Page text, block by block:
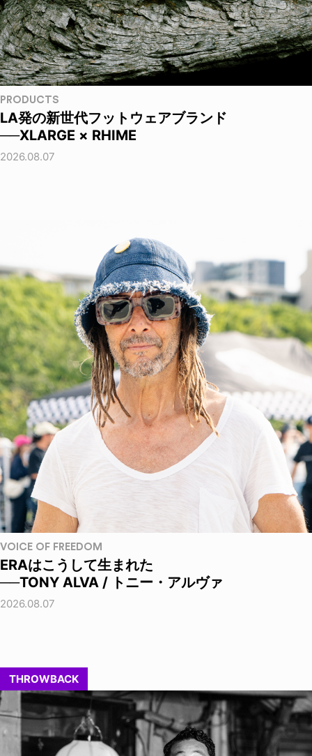
PRODUCTS
LA発の新世代フットウェアブランド
──XLARGE × RHIME
2026.08.07
VOICE OF FREEDOM
ERAはこうして生まれた
──TONY ALVA / トニー・アルヴァ
2026.08.07
THROWBACK